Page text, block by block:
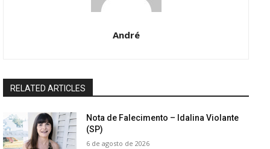
André
RELATED ARTICLES
Nota de Falecimento – Idalina Violante
(SP)
6 de agosto de 2026